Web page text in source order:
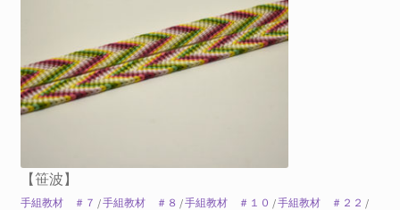
【笹波】
手組教材 ＃７ /手組教材 ＃８ /手組教材 ＃１０ /手組教材 ＃２２ /